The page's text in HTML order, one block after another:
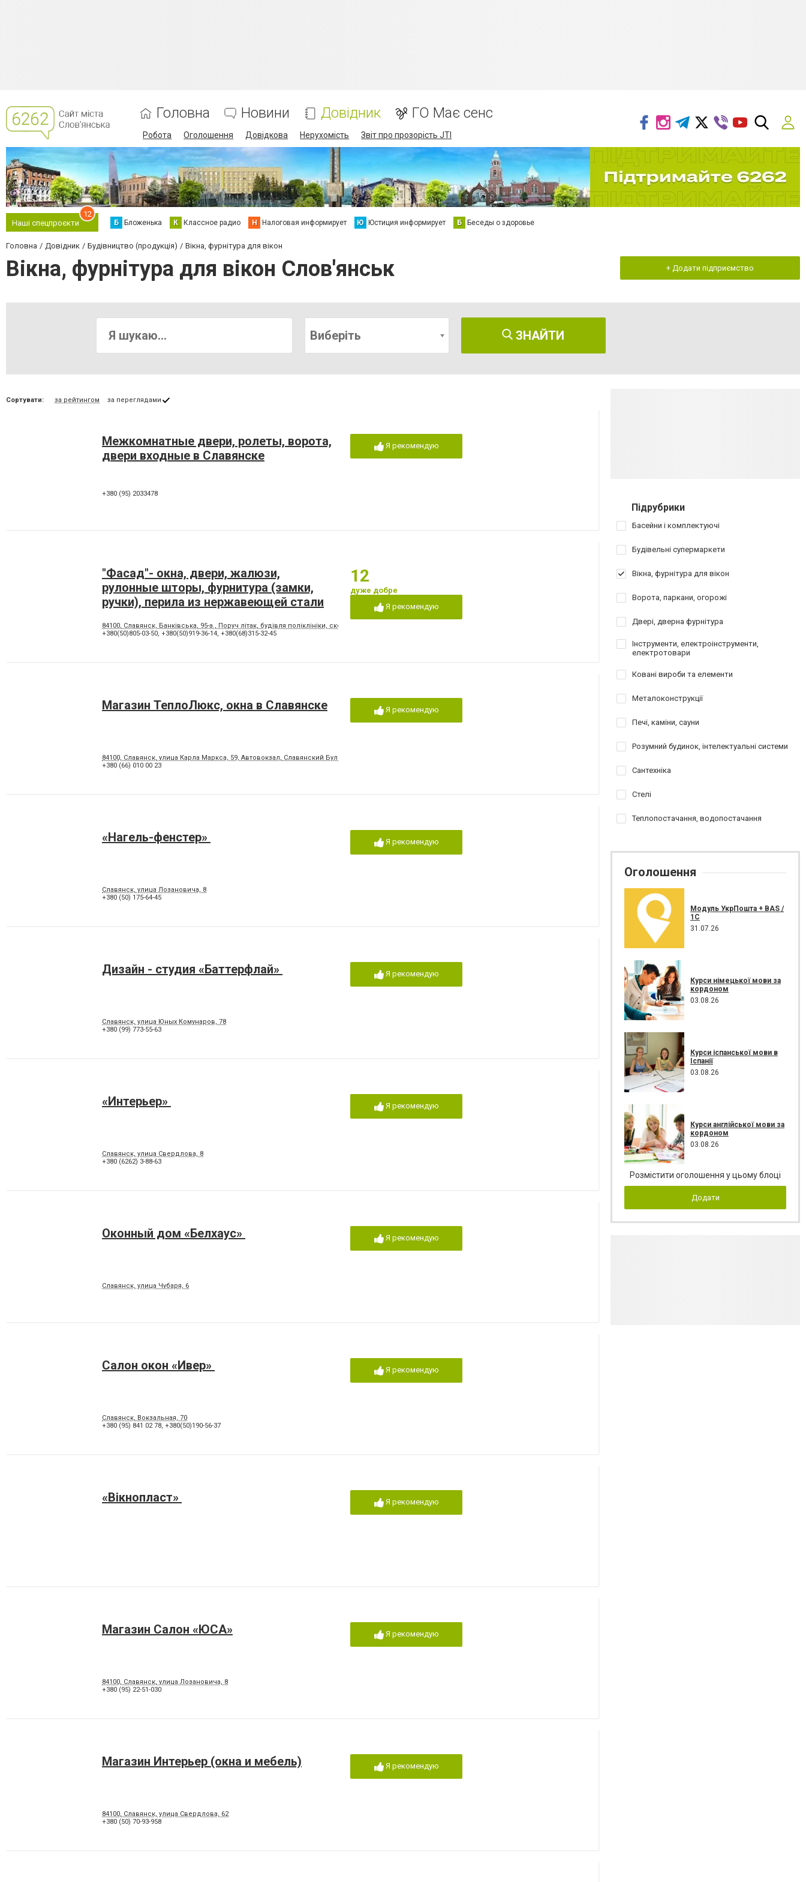
Головна Новини Довідник ГО Має сенс
Робота Оголошення Довідкова Нерухомість Звіт про прозорість JTI
Наші спецпроєкти
12
Б Бложенька К Классное радио Н Налоговая информирует Ю Юстиция информирует Б Беседы о здоровье
Головна Довідник Будівництво (продукція) Вікна, фурнітура для вікон
Вікна, фурнітура для вікон Слов'янськ + Додати підприємство
Виберіть ЗНАЙТИ
Сортувати: за рейтингом за переглядами
Межкомнатные двери, ролеты, ворота,
двери входные в Славянске
+380 (95) 2033478
Я рекомендую
"Фасад"- окна, двери, жалюзи,
рулонные шторы, фурнитура (замки,
ручки), перила из нержавеющей стали
84100, Славянск, Банківська, 95-а., Поруч літак, будівля поліклініки, скельниця "Світ скла".
+380(50)805-03-50, +380(50)919-36-14, +380(68)315-32-45
12
дуже добре
Я рекомендую
Магазин ТеплоЛюкс, окна в Славянске
84100, Славянск, улица Карла Маркса, 59, Автовокзал, Славянский Бульвар, Элма Сервис
+380 (66) 010 00 23
Я рекомендую
«Нагель-фенстер»
Славянск, улица Лозановича, 8
+380 (50) 175-64-45
Я рекомендую
Дизайн - студия «Баттерфлай»
Славянск, улица Юных Комунаров, 78
+380 (99) 773-55-63
Я рекомендую
«Интерьер»
Славянск, улица Свердлова, 8
+380 (6262) 3-88-63
Я рекомендую
Оконный дом «Белхаус»
Славянск, улица Чубаря, 6
Я рекомендую
Салон окон «Ивер»
Славянск, Вокзальная, 70
+380 (95) 841 02 78, +380(50)190-56-37
Я рекомендую
«Вiкнопласт» Я рекомендую
Магазин Салон «ЮСА»
84100, Славянск, улица Лозановича, 8
+380 (95) 22-51-030
Я рекомендую
Магазин Интерьер (окна и мебель)
84100, Славянск, улица Свердлова, 62
+380 (50) 70-93-958
Я рекомендую
Підрубрики
Басейни і комплектуючі
Будівельні супермаркети
Вікна, фурнітура для вікон
Ворота, паркани, огорожі
Двері, дверна фурнітура
Інструменти, електроінструменти,
електротовари
Ковані вироби та елементи
Металоконструкції
Печі, каміни, сауни
Розумний будинок, інтелектуальні системи
Сантехніка
Стелі
Теплопостачання, водопостачання
Оголошення
Модуль УкрПошта + BAS /
1C
31.07.26
Курси німецької мови за
кордоном
03.08.26
Курси іспанської мови в
Іспанії
03.08.26
Курси англійської мови за
кордоном
03.08.26
Розмістити оголошення у цьому блоці
Додати